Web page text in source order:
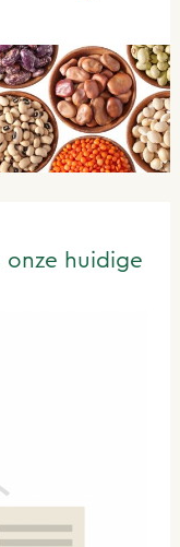
onze huidige